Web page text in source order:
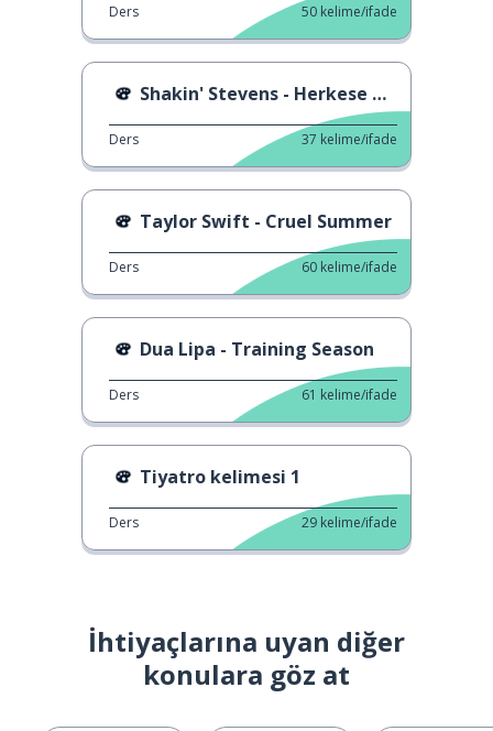
Ders 50 kelime/ifade
Shakin' Stevens - Herkese Mutlu Noeller
Ders 37 kelime/ifade
Taylor Swift - Cruel Summer
Ders 60 kelime/ifade
Dua Lipa - Training Season
Ders 61 kelime/ifade
Tiyatro kelimesi 1
Ders 29 kelime/ifade
İhtiyaçlarına uyan diğer
konulara göz at